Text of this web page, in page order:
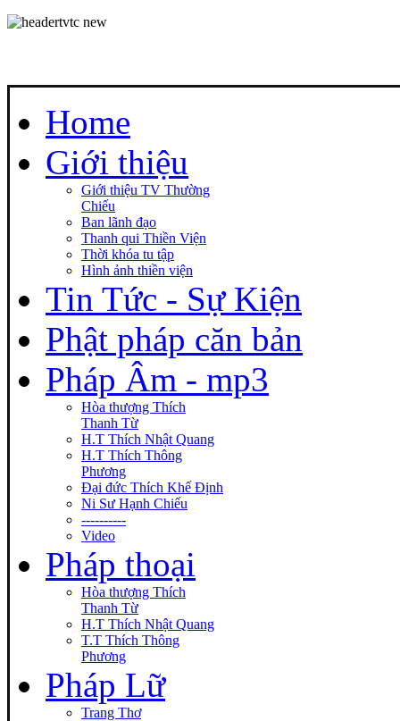
Home
Giới thiệu
Giới thiệu TV Thường
Chiếu
Ban lãnh đạo
Thanh qui Thiền Viện
Thời khóa tu tập
Hình ảnh thiền viện
Tin Tức - Sự Kiện
Phật pháp căn bản
Pháp Âm - mp3
Hòa thượng Thích
Thanh Từ
H.T Thích Nhật Quang
H.T Thích Thông
Phương
Đại đức Thích Khế Định
Ni Sư Hạnh Chiếu
----------
Video
Pháp thoại
Hòa thượng Thích
Thanh Từ
H.T Thích Nhật Quang
T.T Thích Thông
Phương
Pháp Lữ
Trang Thơ